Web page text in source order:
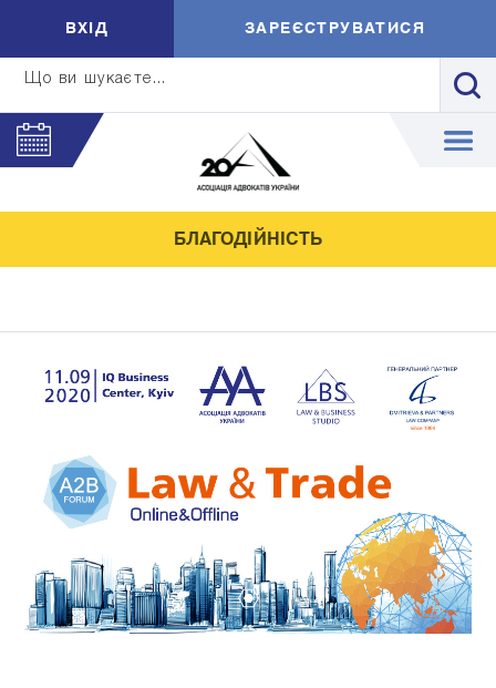
Що ви шукаєте...
ВXIД ЗАРЕЄСТРУВАТИСЯ
БЛАГОДІЙНІСТЬ
1